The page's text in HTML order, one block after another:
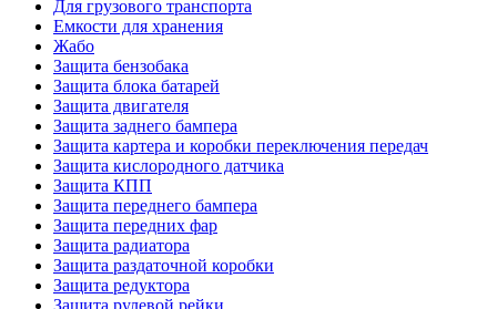
Для грузового транспорта
Емкости для хранения
Жабо
Защита бензобака
Защита блока батарей
Защита двигателя
Защита заднего бампера
Защита картера и коробки переключения передач
Защита кислородного датчика
Защита КПП
Защита переднего бампера
Защита передних фар
Защита радиатора
Защита раздаточной коробки
Защита редуктора
Защита рулевой рейки